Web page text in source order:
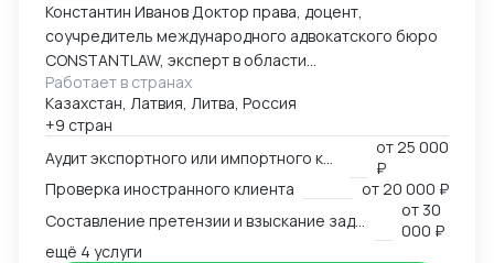
Константин Иванов Доктор права, доцент,
соучредитель международного адвокатского бюро
CONSTANTLAW, эксперт в области
внешнеэкономической деятельности,
сопровождения международных сделок и решения
внешнеэкономических споров. Международный
арбитр (Рижский третейский суд / Рига, Латвия,
международный арбитражный суд IAC / Алматы,
Казахстан).
Работает в странах
Казахстан, Латвия, Литва, Россия
+9 стран
от25 000
₽
Проверка иностранного клиента
от20 000 ₽
от 30
000 ₽
ещё 4 услуги